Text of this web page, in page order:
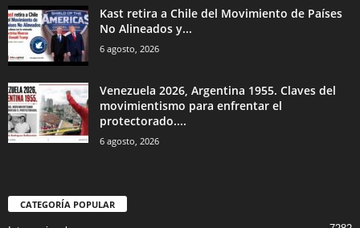
Kast retira a Chile del Movimiento de Países
No Alineados y...
6 agosto, 2026
Venezuela 2026, Argentina 1955. Claves del
movimientismo para enfrentar el
protectorado....
6 agosto, 2026
CATEGORÍA POPULAR